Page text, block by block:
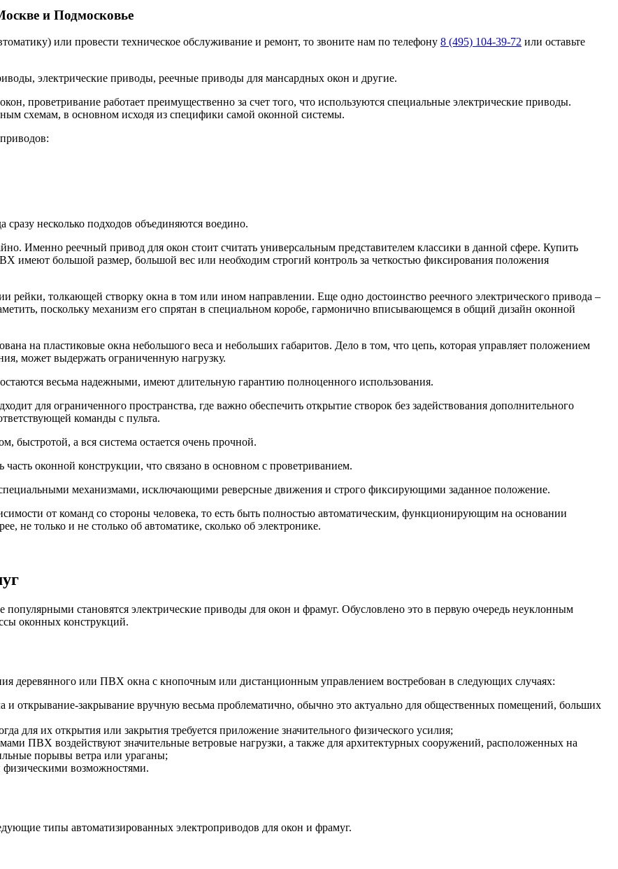
и Подмосковье
или провести техническое обслуживание и ремонт, то звоните нам по телефону 8 (495) 104-39-72 или оставьте
электрические приводы, реечные приводы для мансардных окон и другие.
проветривание работает преимущественно за счет того, что используются специальные электрические приводы.
схемам, в основном исходя из специфики самой оконной системы.
несколько подходов объединяются воедино.
Именно реечный привод для окон стоит считать универсальным представителем классики в данной сфере. Купить
имеют большой размер, большой вес или необходим строгий контроль за четкостью фиксирования положения
рейки, толкающей створку окна в том или ином направлении. Еще одно достоинство реечного электрического привода –
поскольку механизм его спрятан в специальном коробе, гармонично вписывающемся в общий дизайн оконной
на пластиковые окна небольшого веса и небольших габаритов. Дело в том, что цепь, которая управляет положением
может выдержать ограниченную нагрузку.
весьма надежными, имеют длительную гарантию полноценного использования.
для ограниченного пространства, где важно обеспечить открытие створок без задействования дополнительного
команды с пульта.
а вся система остается очень прочной.
оконной конструкции, что связано в основном с проветриванием.
механизмами, исключающими реверсные движения и строго фиксирующими заданное положение.
от команд со стороны человека, то есть быть полностью автоматическим, функционирующим на основании
не только и не столько об автоматике, сколько об электронике.
популярными становятся электрические приводы для окон и фрамуг. Обусловлено это в первую очередь неуклонным
оконных конструкций.
деревянного или ПВХ окна с кнопочным или дистанционным управлением востребован в следующих случаях:
и открывание-закрывание вручную весьма проблематично, обычно это актуально для общественных помещений, больших
для их открытия или закрытия требуется приложение значительного физического усилия;
ПВХ воздействуют значительные ветровые нагрузки, а также для архитектурных сооружений, расположенных на
порывы ветра или ураганы;
физическими возможностями.
типы автоматизированных электроприводов для окон и фрамуг.